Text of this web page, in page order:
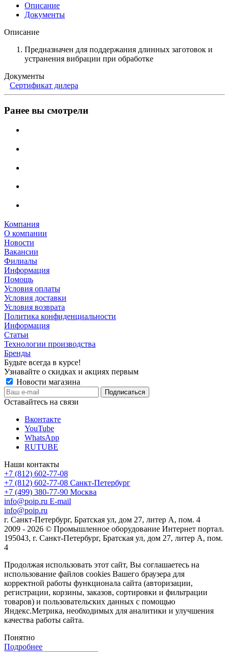
Описание
Документы
Описание
Предназначен для поддержания длинных заготовок и
устранения вибрации при обработке
Документы
Сертификат дилера
Ранее вы смотрели
Компания
О компании
Новости
Вакансии
Филиалы
Информация
Помощь
Условия оплаты
Условия доставки
Условия возврата
Политика конфиденциальности
Информация
Статьи
Технологии производства
Бренды
Будьте всегда в курсе!
Узнавайте о скидках и акциях первым
Новости магазина
Оставайтесь на связи
Вконтакте
YouTube
WhatsApp
RUTUBE
Наши контакты
+7 (812) 602-77-08
+7 (812) 602-77-08 Санкт-Петербург
+7 (499) 380-77-90 Москва
info@poip.ru E-mail
info@poip.ru
г. Санкт-Петербург, Братская ул, дом 27, литер А, пом. 4
2009 - 2026 © Промышленное оборудование Интернет портал.
195043, г. Санкт-Петербург, Братская ул, дом 27, литер А, пом.
4
Продолжая использовать этот сайт, Вы соглашаетесь на
использование файлов cookies Вашего браузера для
корректной работы функционала сайта (авторизации,
регистрации, корзины, заказов, сортировки и фильтрации
товаров) и пользовательских данных с помощью
Яндекс.Метрика, необходимых для аналитики и улучшения
качества работы сайта.
Понятно
Подробнее